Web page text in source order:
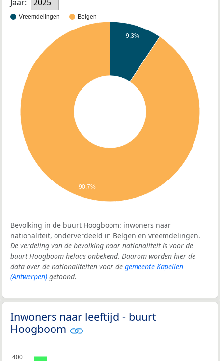
Jaar: 2025
Vreemdelingen Belgen
9,3%
90,7%
Bevolking in de buurt Hoogboom: inwoners naar
nationaliteit, onderverdeeld in Belgen en vreemdelingen.
De verdeling van de bevolking naar nationaliteit is voor de
buurt Hoogboom helaas onbekend. Daarom worden hier de
data over de nationaliteiten voor de gemeente Kapellen
(Antwerpen) getoond.
Inwoners naar leeftijd - buurt
Hoogboom
400
400